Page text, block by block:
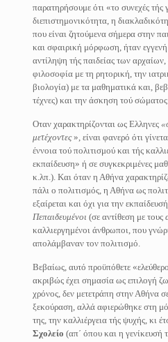
παρατηρήσουμε ότι «το συνεχές τής
διεπιστημονικότητα, η
που είναι ζητούμενα σήμερα στην
και σφαιρική μόρφωση, ήταν εγγενή
αντίληψη τής παιδείας των
φιλοσοφία με τη ρητορική, την
βιολογία) με τα μαθηματικά και,
τέχνες) και την άσκηση τού
Οταν χαρακτηρίζονται ως Ελληνες
μετέχοντες », είναι φανερό ότι
έννοια τού πολιτισμού και τής
εκπαίδευση» ή σε συγκεκριμένες
κ.λπ.). Και όταν η Αθήνα
πάλι ο πολιτισμός, η Αθήνα ως
εξαίρεται και όχι για την
Πεπαιδευμένοι (σε αντίθεση με τους
καλλιεργημένοι άνθρωποι, που
απολάμβαναν τον πολιτισμό.
Βεβαίως, αυτό προϋπόθετε
ακριβώς έχει σημασία ως επιλογή
χρόνος, δεν μετετράπη στην Αθήνα
ξεκούραση, αλλά αφιερώθηκε στη
της, την καλλιέργεια τής ψυχής, κι
Σχολείο (απ΄ όπου και η